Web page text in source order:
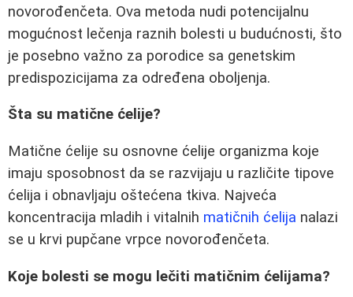
novorođenčeta. Ova metoda nudi potencijalnu
mogućnost lečenja raznih bolesti u budućnosti, što
je posebno važno za porodice sa genetskim
predispozicijama za određena oboljenja.
Šta su matične ćelije?
Matične ćelije su osnovne ćelije organizma koje
imaju sposobnost da se razvijaju u različite tipove
ćelija i obnavljaju oštećena tkiva. Najveća
koncentracija mladih i vitalnih matičnih ćelija nalazi
se u krvi pupčane vrpce novorođenčeta.
Koje bolesti se mogu lečiti matičnim ćelijama?